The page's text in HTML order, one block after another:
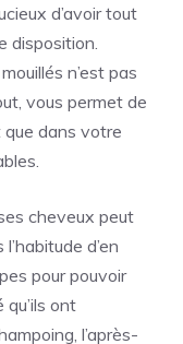
d’avoir tout
disposition.
n’est pas
vous permet de
dans votre
cheveux peut
d’en
pour pouvoir
ont
l’après-